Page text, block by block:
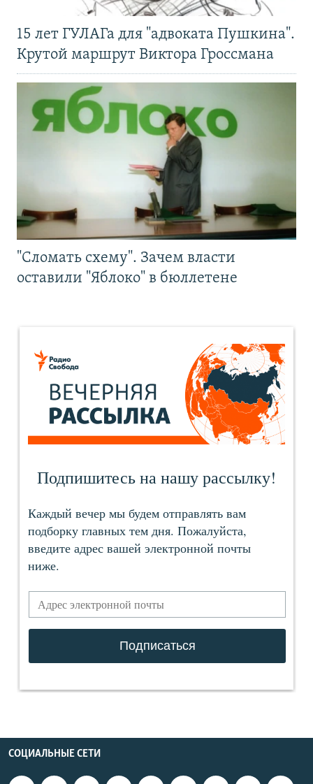
15 лет ГУЛАГа для "адвоката Пушкина".
Крутой маршрут Виктора Гроссмана
"Сломать схему". Зачем власти
оставили "Яблоко" в бюллетене
СОЦИАЛЬНЫЕ СЕТИ